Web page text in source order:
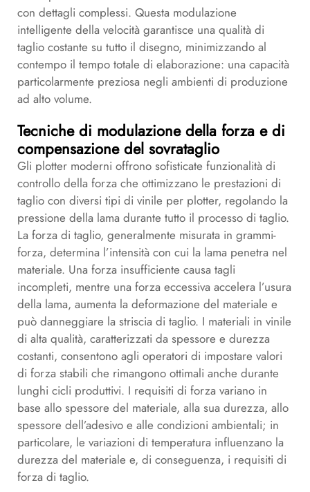
con dettagli complessi. Questa modulazione
intelligente della velocità garantisce una qualità di
taglio costante su tutto il disegno, minimizzando al
contempo il tempo totale di elaborazione: una capacità
particolarmente preziosa negli ambienti di produzione
ad alto volume.
Tecniche di modulazione della forza e di
compensazione del sovrataglio
Gli plotter moderni offrono sofisticate funzionalità di
controllo della forza che ottimizzano le prestazioni di
taglio con diversi tipi di vinile per plotter, regolando la
pressione della lama durante tutto il processo di taglio.
La forza di taglio, generalmente misurata in grammi-
forza, determina l’intensità con cui la lama penetra nel
materiale. Una forza insufficiente causa tagli
incompleti, mentre una forza eccessiva accelera l’usura
della lama, aumenta la deformazione del materiale e
può danneggiare la striscia di taglio. I materiali in vinile
di alta qualità, caratterizzati da spessore e durezza
costanti, consentono agli operatori di impostare valori
di forza stabili che rimangono ottimali anche durante
lunghi cicli produttivi. I requisiti di forza variano in
base allo spessore del materiale, alla sua durezza, allo
spessore dell’adesivo e alle condizioni ambientali; in
particolare, le variazioni di temperatura influenzano la
durezza del materiale e, di conseguenza, i requisiti di
forza di taglio.